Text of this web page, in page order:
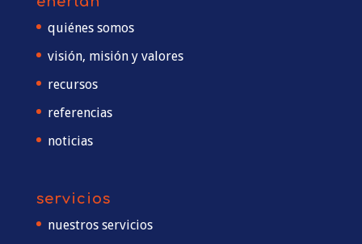
quiénes somos
visión, misión y valores
recursos
referencias
noticias
servicios
nuestros servicios